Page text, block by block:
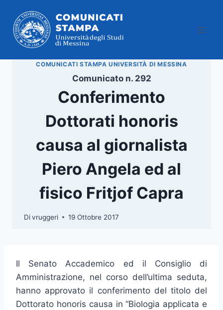
contenuto
COMUNICATI STAMPA UNIVERSITÀ DI MESSINA
Comunicato n. 292
Conferimento
Dottorati honoris
causa al giornalista
Piero Angela ed al
fisico Fritjof Capra
Divruggeri 19 Ottobre 2017
Il Senato Accademico ed il Consiglio di
Amministrazione, nel corso dell’ultima seduta,
hanno approvato il conferimento del titolo del
Dottorato honoris causa in “Biologia applicata e